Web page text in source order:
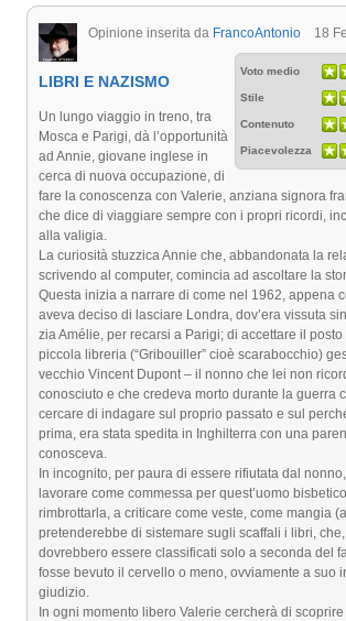
Opinione inserita da FrancoAntonio 18
Voto medio
Stile
Contenuto
Piacevolezza
LIBRI E NAZISMO
Un lungo viaggio in treno, tra
Mosca e Parigi, dà l’opportunità
ad Annie, giovane inglese in
cerca di nuova occupazione, di
fare la conoscenza con Valerie, anziana signora
che dice di viaggiare sempre con i propri ricordi,
alla valigia.
La curiosità stuzzica Annie che, abbandonata la
scrivendo al computer, comincia ad ascoltare la
Questa inizia a narrare di come nel 1962, appena
aveva deciso di lasciare Londra, dov’era vissuta
zia Amélie, per recarsi a Parigi; di accettare il
piccola libreria (“Gribouiller” cioè scarabocchio)
vecchio Vincent Dupont – il nonno che lei non
conosciuto e che credeva morto durante la guerra
cercare di indagare sul proprio passato e sul
prima, era stata spedita in Inghilterra con una
conosceva.
In incognito, per paura di essere rifiutata dal
lavorare come commessa per quest’uomo
rimbrottarla, a criticare come veste, come mangia
pretenderebbe di sistemare sugli scaffali i libri,
dovrebbero essere classificati solo a seconda del
fosse bevuto il cervello o meno, ovviamente a suo
giudizio.
In ogni momento libero Valerie cercherà di